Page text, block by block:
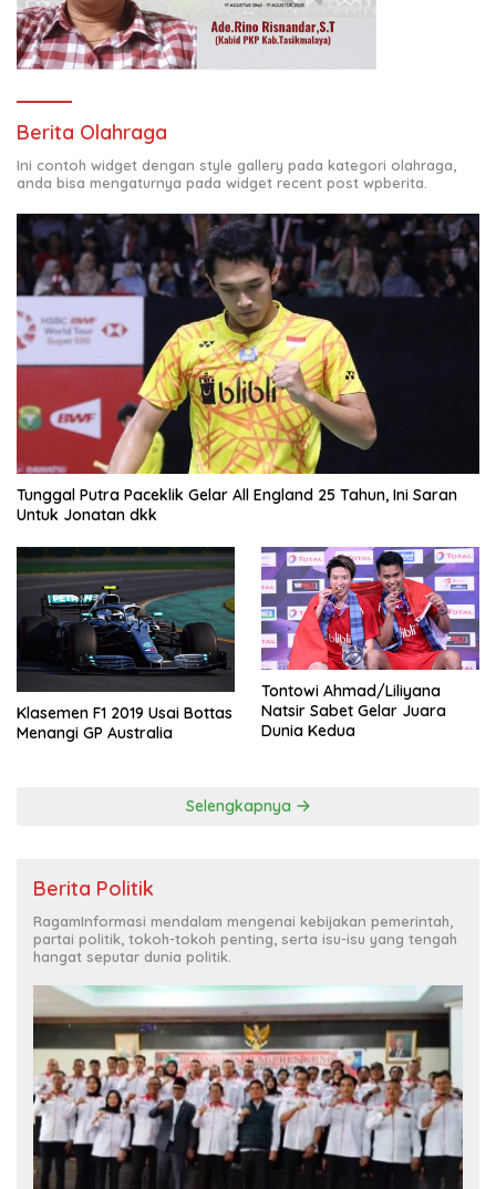
Berita Olahraga
Ini contoh widget dengan style gallery pada kategori olahraga,
anda bisa mengaturnya pada widget recent post wpberita.
Tunggal Putra Paceklik Gelar All England 25 Tahun, Ini Saran
Untuk Jonatan dkk
Klasemen F1 2019 Usai Bottas
Menangi GP Australia
Tontowi Ahmad/Liliyana
Natsir Sabet Gelar Juara
Dunia Kedua
Selengkapnya
Berita Politik
RagamInformasi mendalam mengenai kebijakan pemerintah,
partai politik, tokoh-tokoh penting, serta isu-isu yang tengah
hangat seputar dunia politik.